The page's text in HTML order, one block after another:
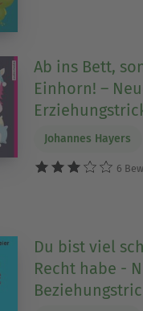
Ab ins Bett,
Einhorn! –
Johannes Hayers
6
Du bist viel
Recht habe -